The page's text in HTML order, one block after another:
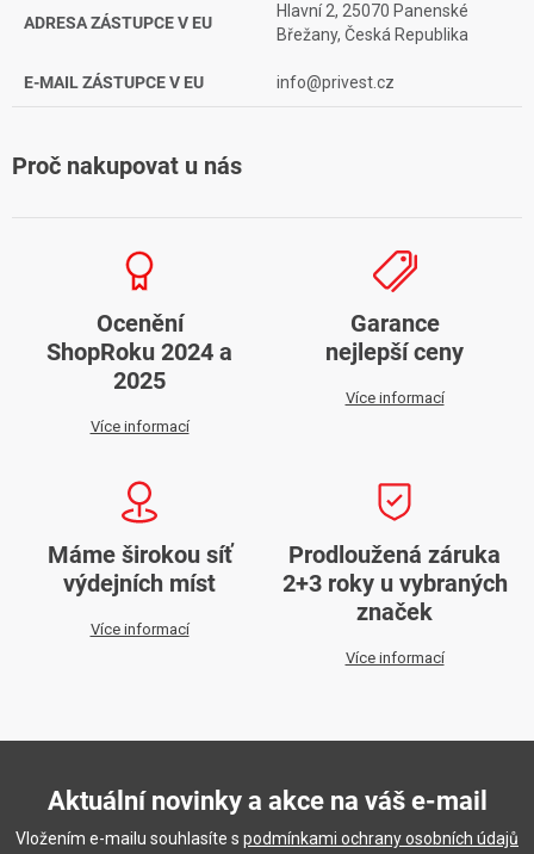
ADRESA ZÁSTUPCE V EU
Hlavní 2, 25070 Panenské
Břežany, Česká Republika
E-MAIL ZÁSTUPCE V EU info@privest.cz
Proč nakupovat u nás
Ocenění
ShopRoku 2024 a
2025
Více informací
Garance
nejlepší ceny
Více informací
Máme širokou síť
výdejních míst
Více informací
Prodloužená záruka
2+3 roky u vybraných
značek
Více informací
Aktuální novinky a akce na váš e-mail
Vložením e-mailu souhlasíte s podmínkami ochrany osobních údajů